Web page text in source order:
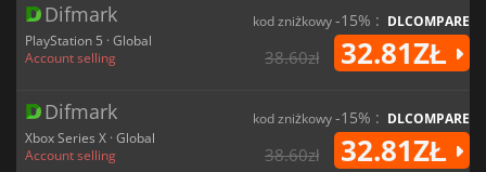
Difmark
PlayStation 5 · Global
Account selling
kod zniżkowy-15% : DLCOMPARE
38.60zł 32.81ZŁ
Difmark
Xbox Series X · Global
Account selling
kod zniżkowy-15% : DLCOMPARE
38.60zł 32.81ZŁ